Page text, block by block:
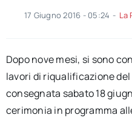
17 Giugno 2016 - 05:24 - La
Dopo nove mesi, si sono
lavori di riqualificazione del
consegnata sabato 18
cerimonia in programma